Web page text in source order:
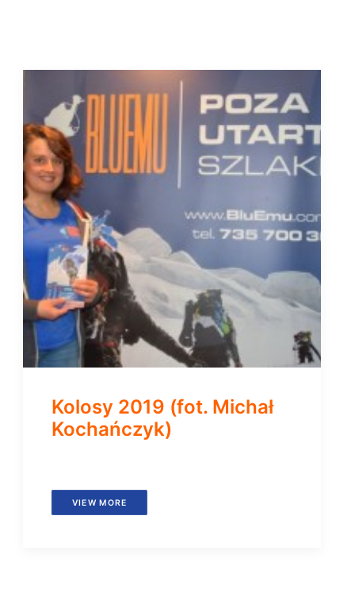
Kolosy 2019 (fot. Michał
Kochańczyk)
VIEW MORE